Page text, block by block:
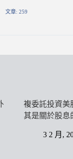
文章: 259
複委託投資美
其是關於股息
3 2 月,